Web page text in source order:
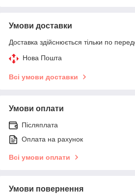
Умови доставки
Доставка здійснюється тільки по
Нова Пошта
Всі умови доставки
Умови оплати
Післяплата
Оплата на рахунок
Всі умови оплати
Умови повернення